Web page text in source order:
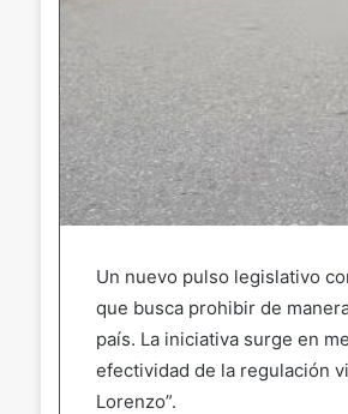
Un nuevo pulso legislativo
que busca prohibir de
país. La iniciativa surge en
efectividad de la regulación
Lorenzo”.